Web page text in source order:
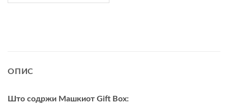
ОПИС
Што содржи Машкиот Gift Box: